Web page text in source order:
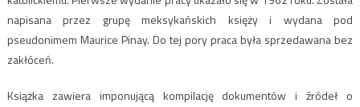
napisana przez grupę meksykańskich księży i wydana pod
pseudonimem Maurice Pinay. Do tej pory praca była sprzedawana bez
zakłóceń.
Książka zawiera imponującą kompilację dokumentów i źródeł o